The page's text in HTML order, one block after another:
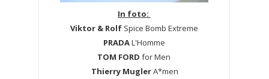
In foto:
Viktor & RolfSpice Bomb Extreme
PRADAL'Homme
TOM FORD for Men
Thierry MuglerA*men